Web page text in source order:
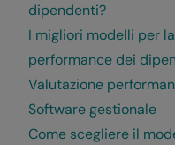
dipendenti?
I migliori modelli per
performance dei
Valutazione
Software gestionale
Come scegliere il